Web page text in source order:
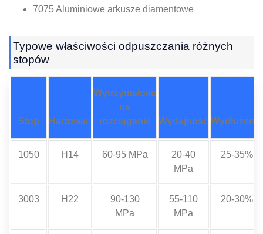
7075 Aluminiowe arkusze diamentowe
Typowe właściwości odpuszczania różnych
stopów
Stop Hartować
Wytrzymałość
na
rozciąganie
Wydajność Wydłużenie
1050 H14 60-95 MPa
20-40
MPa
25-35%
3003 H22
90-130
MPa
55-110
MPa
20-30%